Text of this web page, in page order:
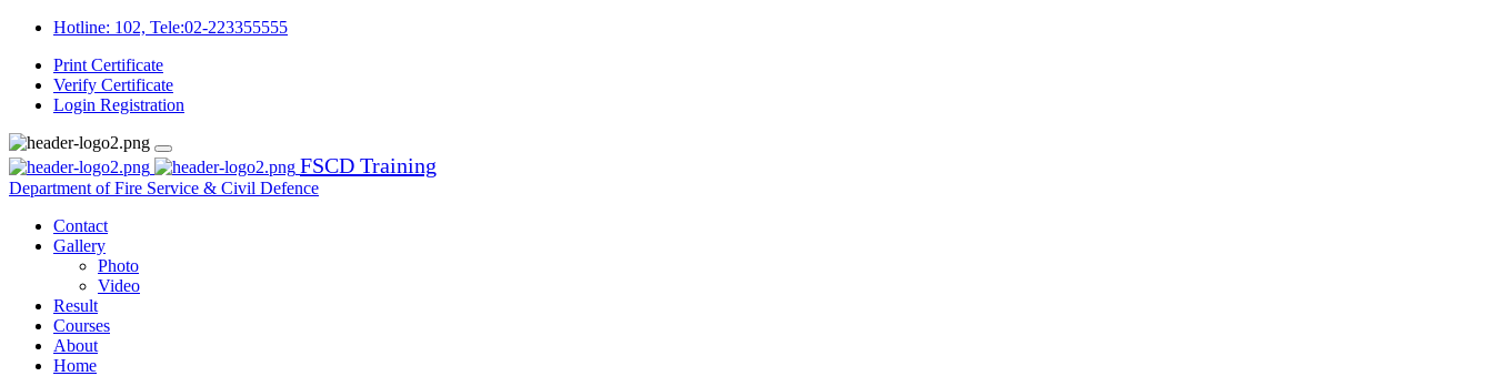
Hotline: 102, Tele:02-223355555
Print Certificate
Verify Certificate
Login Registration
FSCD Training
Department of Fire Service & Civil Defence
Contact
Gallery
Photo
Video
Result
Courses
About
Home